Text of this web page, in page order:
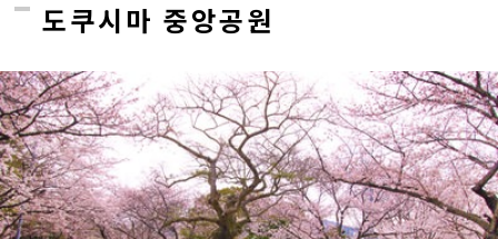
도쿠시마 중앙공원